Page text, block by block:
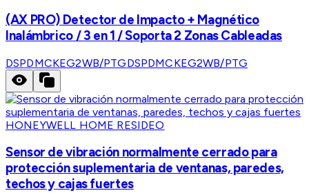
(AX PRO) Detector de Impacto + Magnético
Inalámbrico / 3 en 1 / Soporta 2 Zonas Cableadas
DSPDMCKEG2WB/PTGDSPDMCKEG2WB/PTG
HONEYWELL HOME RESIDEO
Sensor de vibración normalmente cerrado para
protección suplementaria de ventanas, paredes,
techos y cajas fuertes